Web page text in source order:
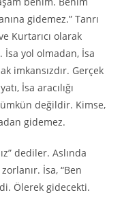
gidemez.” Tanrı
Kurtarıcı olarak
yol olmadan, İsa
imkansızdır. Gerçek
İsa aracılığı
değildir. Kimse,
gidemez.
dediler. Aslında
İsa, “Ben
Ölerek gidecekti.